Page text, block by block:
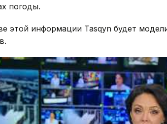
погоды.
этой информации Tasqyn будет